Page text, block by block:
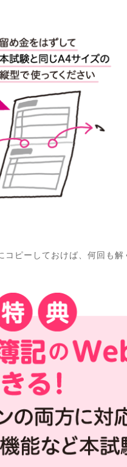
ピーしておけば、何回も